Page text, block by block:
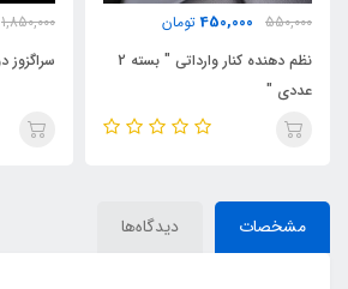
1,850,000
1,350,000 تومان
سراگزوز دولول طرح RC استیل
750,000
مشخصات دیدگاه‌ها